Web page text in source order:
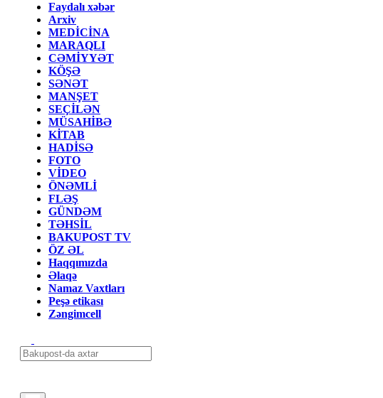
Faydalı xəbər
Arxiv
MEDİCİNA
MARAQLI
CƏMİYYƏT
KÖŞƏ
SƏNƏT
MANŞET
SEÇİLƏN
MÜSAHİBƏ
KİTAB
HADİSƏ
FOTO
VİDEO
ÖNƏMLİ
FLƏŞ
GÜNDƏM
TƏHSİL
BAKUPOST TV
ÖZ ƏL
Haqqımızda
Əlaqə
Namaz Vaxtları
Peşə etikası
Zəngimcell